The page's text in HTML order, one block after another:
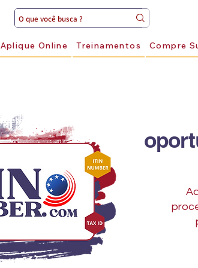
Aplique Online Treinamentos Compre